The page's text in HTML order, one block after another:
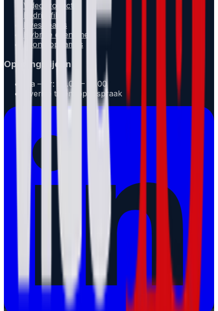
Videoproductie
Bedrijfsfilm
Livestreams
Hybride evenement
Drone opnames
Openingstijden
Ma – Vr: 09.00 – 18.00
Overige tijden: op afspraak